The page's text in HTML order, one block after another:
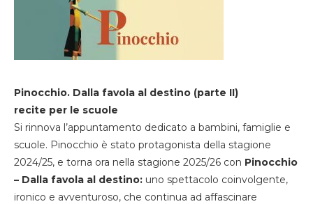
Pinocchio. Dalla favola al destino (parte II)
recite per le scuole
Si rinnova l’appuntamento dedicato a bambini, famiglie e
scuole. Pinocchio è stato protagonista della stagione
2024/25, e torna ora nella stagione 2025/26 con Pinocchio
– Dalla favola al destino: uno spettacolo coinvolgente,
ironico e avventuroso, che continua ad affascinare